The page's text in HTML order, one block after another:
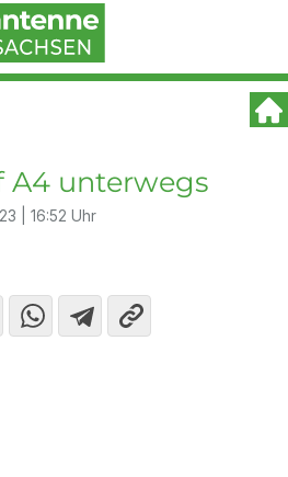
A4 unterwegs
| 16:52 Uhr